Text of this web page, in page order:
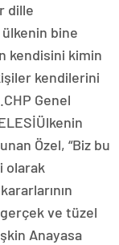
dille
bine
kendisini kimin
kendilerini
Genel
Özel, “Biz bu
olarak
ve tüzel
Anayasa